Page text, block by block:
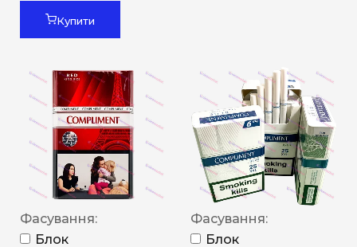
Купити
Фасування:
Блок
Фасування:
Блок